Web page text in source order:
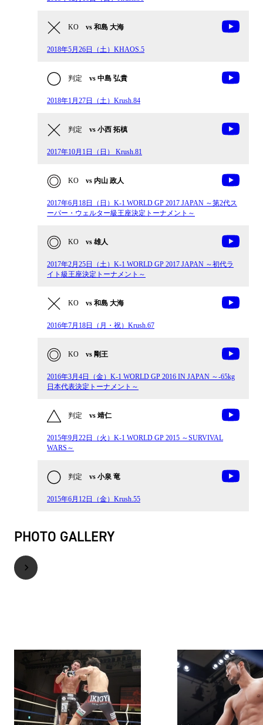
KO vs 和島 大海
2018年5月26日（土）KHAOS.5
判定 vs 中島 弘貴
2018年1月27日（土）Krush.84
判定 vs 小西 拓槙
2017年10月1日（日） Krush.81
KO vs 内山 政人
2017年6月18日（日）K-1 WORLD GP 2017 JAPAN ～第2代ス
ーパー・ウェルター級王座決定トーナメント～
KO vs 雄人
2017年2月25日（土）K-1 WORLD GP 2017 JAPAN ～初代ラ
イト級王座決定トーナメント～
KO vs 和島 大海
2016年7月18日（月・祝）Krush.67
KO vs 剛王
2016年3月4日（金）K-1 WORLD GP 2016 IN JAPAN ～-65kg
日本代表決定トーナメント～
判定 vs 靖仁
2015年9月22日（火）K-1 WORLD GP 2015 ～SURVIVAL
WARS～
判定 vs 小泉 竜
2015年6月12日（金）Krush.55
PHOTO GALLERY